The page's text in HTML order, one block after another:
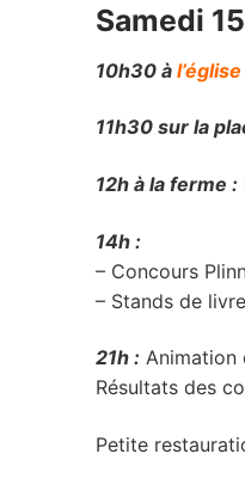
Samedi
10h30 à l’église
11h30 sur la
12h à la ferme :
14h :
– Concours
– Stands de
21h : Animation
Résultats des
Petite